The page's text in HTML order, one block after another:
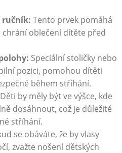
ručník: Tento prvek pomáhá
oblečení dítěte před
Speciální stoličky nebo
pozici, pomohou dítěti
během stříhání.
Děti by měly být ve výšce, kde
dosáhnout, což je důležité
stříhání.
se obáváte, že by vlasy
zvažte nošení dětských